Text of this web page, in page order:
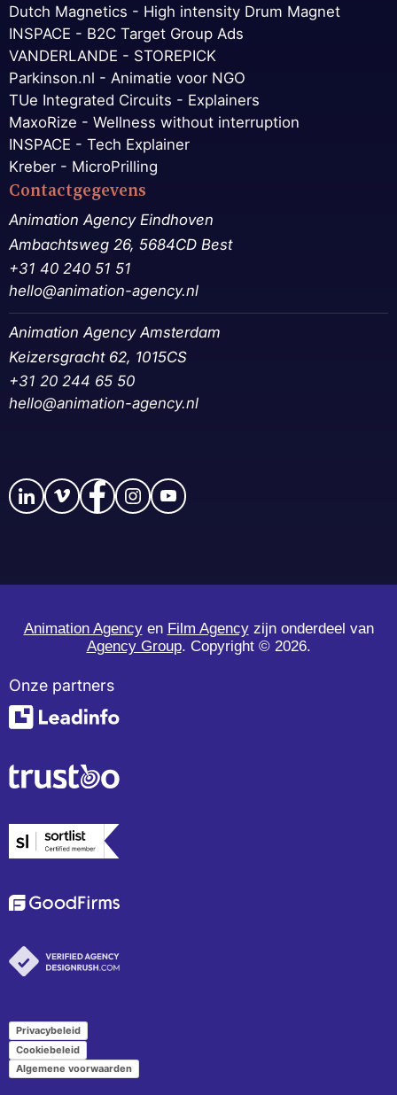
Dutch Magnetics - High intensity Drum Magnet
INSPACE - B2C Target Group Ads
VANDERLANDE - STOREPICK
Parkinson.nl - Animatie voor NGO
TUe Integrated Circuits - Explainers
MaxoRize - Wellness without interruption
INSPACE - Tech Explainer
Kreber - MicroPrilling
Contactgegevens
Animation Agency Eindhoven
Ambachtsweg 26, 5684CD Best
+31 40 240 51 51
hello@animation-agency.nl
Animation Agency Amsterdam
Keizersgracht 62, 1015CS
+31 20 244 65 50‬
hello@animation-agency.nl
Animation Agencyen Film Agencyzijn onderdeel van
Agency Group. Copyright © 2026.
Onze partners
Privacybeleid
Cookiebeleid
Algemene voorwaarden